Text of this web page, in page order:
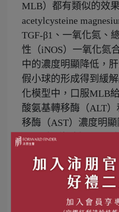
MLB）都有類似的效果
acetylcysteine
TGF-β1、一氧化氮、
性（iNOS）一氧化氮
中的濃度明顯降低，
假小球的形成得到緩解
化模型中，口服MLB
酸氨基轉移酶（ALT
移酶（AST）濃度明
MLB強烈抑制了H2O2
外，它抑制了血小板
（PDGF）誘導的HSC
TGF-β和第I型膠原蛋